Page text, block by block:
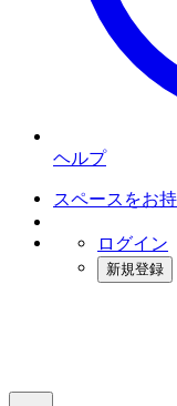
ヘルプ
スペースをお
ログイン
新規登録